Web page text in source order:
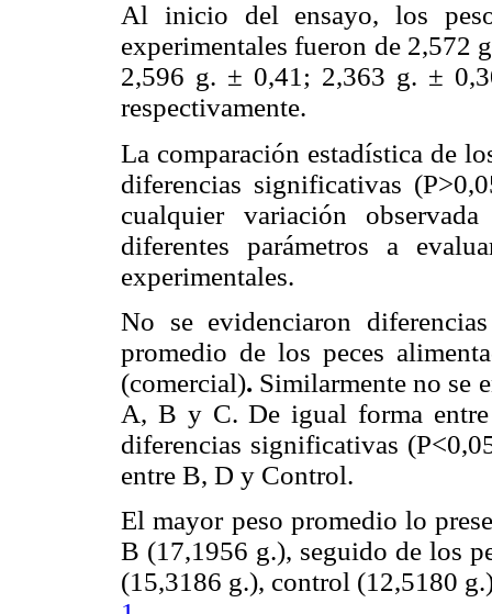
Al inicio del ensayo, los
experimentales fueron de 2,572
2,596 g. ± 0,41; 2,363 g. ±
respectivamente.
La comparación estadística de
diferencias significativas
cualquier variación
diferentes parámetros a
experimentales.
No se evidenciaron
promedio de los peces
(comercial). Similarmente no se
A, B y C. De igual forma
diferencias significativas
entre B, D y Control.
El mayor peso promedio lo
B (17,1956 g.), seguido de los
(15,3186 g.), control (12,5180